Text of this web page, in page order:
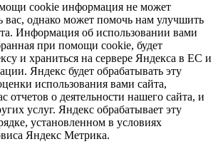
cookie информация не может
вас, однако может помочь нам улучшить
Информация об использовании вами
при помощи cookie, будет
и храниться на сервере Яндекса в ЕС и
Яндекс будет обрабатывать эту
использования вами сайта,
отчетов о деятельности нашего сайта, и
услуг. Яндекс обрабатывает эту
установленном в условиях
Яндекс Метрика.